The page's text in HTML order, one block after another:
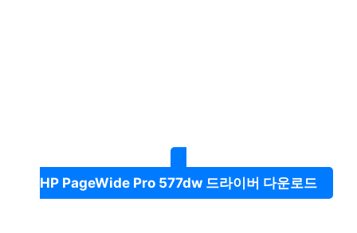
HP PageWide Pro 577dw 드라이버 다운로드